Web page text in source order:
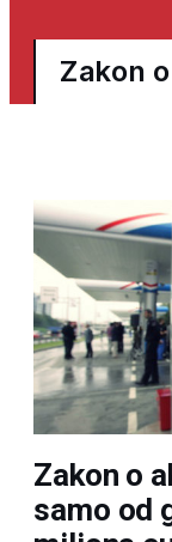
Zakon
Zakon o
samo od